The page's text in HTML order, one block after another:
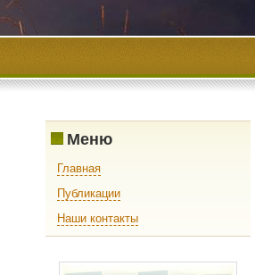
Меню
Главная
Публикации
Наши контакты